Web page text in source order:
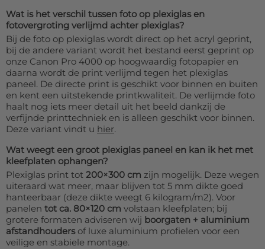
Wat is het verschil tussen foto op plexiglas en
fotovergroting verlijmd achter plexiglas?
Bij de foto op plexiglas wordt direct op het acryl geprint,
bij de andere variant wordt het bestand eerst geprint op
onze Canon Pro 4000 op hoogwaardig fotopapier en
daarna wordt de print verlijmd tegen het plexiglas
paneel. De directe print is geschikt voor binnen en buiten
en kent een uitstekende printkwaliteit. De verlijmde foto
haalt nog iets meer detail uit het beeld dankzij de
verfijnde printtechniek en is alleen geschikt voor binnen.
Deze variant vindt u hier.
Wat weegt een groot plexiglas paneel en kan ik het met
kleefplaten ophangen?
Plexiglas print tot 200×300 cm zijn mogelijk. Deze wegen
uiteraard wat meer, maar blijven tot 5 mm dikte goed
hanteerbaar (deze dikte weegt 6 kilogram/m2). Voor
panelen tot ca. 80×120 cm volstaan kleefplaten; bij
grotere formaten adviseren wij boorgaten + aluminium
afstandhoudersof luxe aluminium profielen voor een
veilige en stabiele montage.